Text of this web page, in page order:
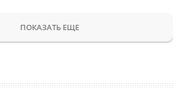
ПОКАЗАТЬ ЕЩЕ